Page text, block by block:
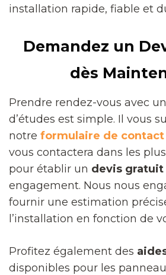
installation rapide, fiable et
Demandez un
dès
Prendre rendez-vous avec
d’études est simple. Il vous
notre formulaire de contact
vous contactera dans les
pour établir un devis gratuit
engagement. Nous nous
fournir une estimation
l’installation en fonction de
Profitez également des
disponibles pour les